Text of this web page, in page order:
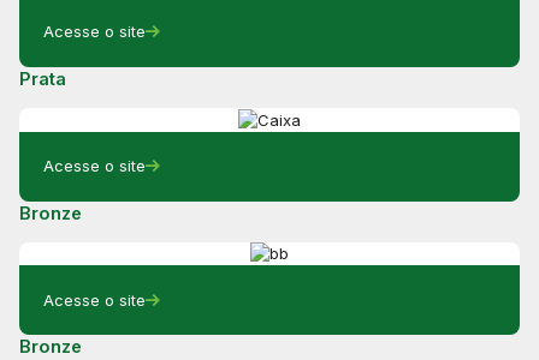
Acesse o site
Prata
Acesse o site
Bronze
Acesse o site
Bronze